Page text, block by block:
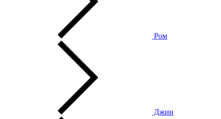
Ром
Джин